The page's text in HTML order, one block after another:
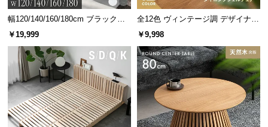
幅120/140/160/180cm ブラックフ
レーム ダイニング 大理石調 4人掛
￥19,999
全12色 ヴィンテージ調 デザイナー
ズシェルチェア
￥9,998